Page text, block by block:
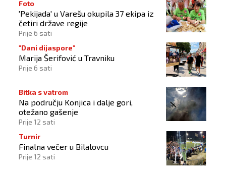
Foto
'Pekijada' u Varešu okupila 37 ekipa iz
četiri države regije
Prije 6 sati
"Dani dijaspore"
Marija Šerifović u Travniku
Prije 6 sati
Bitka s vatrom
Na području Konjica i dalje gori,
otežano gašenje
Prije 12 sati
Turnir
Finalna večer u Bilalovcu
Prije 12 sati